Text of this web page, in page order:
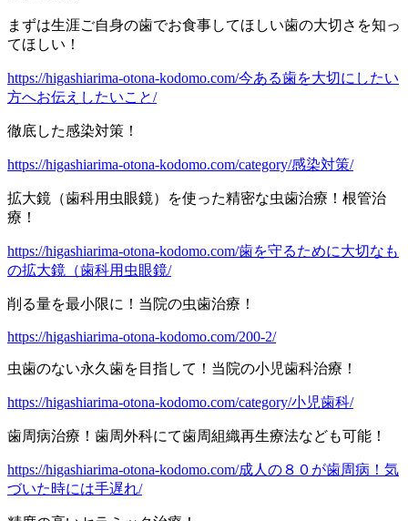
まずは生涯ご自身の歯でお食事してほしい歯の大切さを知っ
てほしい！
https://higashiarima-otona-kodomo.com/今ある歯を大切にしたい
方へお伝えしたいこと/
徹底した感染対策！
https://higashiarima-otona-kodomo.com/category/感染対策/
拡大鏡（歯科用虫眼鏡）を使った精密な虫歯治療！根管治
療！
https://higashiarima-otona-kodomo.com/歯を守るために大切なも
の拡大鏡（歯科用虫眼鏡/
削る量を最小限に！当院の虫歯治療！
https://higashiarima-otona-kodomo.com/200-2/
虫歯のない永久歯を目指して！当院の小児歯科治療！
https://higashiarima-otona-kodomo.com/category/小児歯科/
歯周病治療！歯周外科にて歯周組織再生療法なども可能！
https://higashiarima-otona-kodomo.com/成人の８０が歯周病！気
づいた時には手遅れ/